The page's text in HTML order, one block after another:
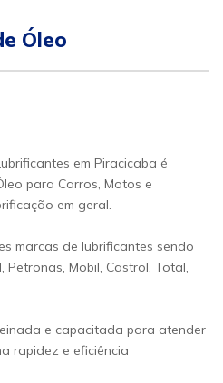
Óleo
em Piracicaba é
para Carros, Motos e
em geral.
marcas de lubrificantes sendo
Petronas, Mobil, Castrol, Total,
e capacitada para atender
rapidez e eficiência